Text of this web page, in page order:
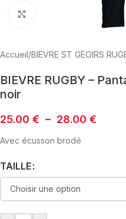
Accueil/BIEVRE ST GEOIRS
BIEVRE RUGBY –
noir
25.00 € – 28.00 €
Avec écusson brodé
TAILLE